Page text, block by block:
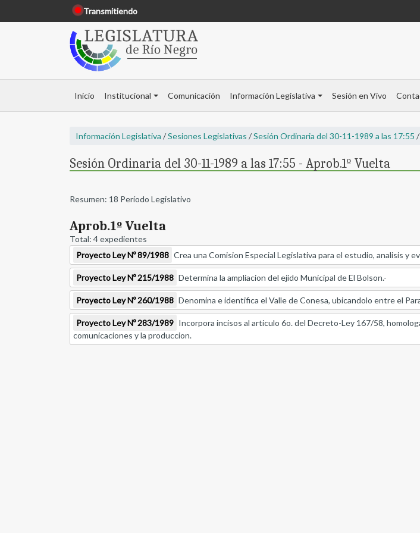
Transmitiendo
Inicio Institucional Comunicación Información Legislativa Sesión en Vivo
Información Legislativa /Sesiones Legislativas /Sesión Ordinaria del 30-11-1989 a las 17:55
Sesión Ordinaria del 30-11-1989 a las 17:55 - Aprob.1º Vuelta
Resumen: 18 Período Legislativo
Aprob.1º Vuelta
Total: 4 expedientes
Proyecto Ley Nº 89/1988 Crea una Comision Especial Legislativa para el estudio, analisis y
Proyecto Ley Nº 215/1988 Determina la ampliacion del ejido Municipal de El Bolson.-
Proyecto Ley Nº 260/1988 Denomina e identifica el Valle de Conesa, ubicandolo entre el
Proyecto Ley Nº 283/1989 Incorpora incisos al articulo 6o. del Decreto-Ley 167/58,
comunicaciones y la produccion.